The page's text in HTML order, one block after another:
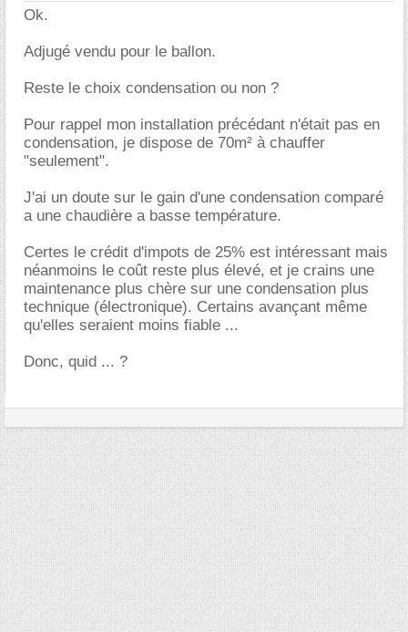
Ok.
Adjugé vendu pour le ballon.
Reste le choix condensation ou non ?
Pour rappel mon installation précédant n'était pas en
condensation, je dispose de 70m² à chauffer
"seulement".
J'ai un doute sur le gain d'une condensation comparé
a une chaudière a basse température.
Certes le crédit d'impots de 25% est intéressant mais
néanmoins le coût reste plus élevé, et je crains une
maintenance plus chère sur une condensation plus
technique (électronique). Certains avançant même
qu'elles seraient moins fiable ...
Donc, quid ... ?